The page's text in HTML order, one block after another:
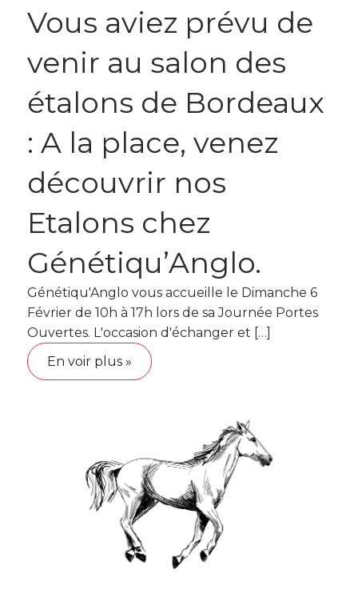
Vous aviez prévu de
venir au salon des
étalons de Bordeaux
: A la place, venez
découvrir nos
Etalons chez
Génétiqu’Anglo.
Génétiqu'Anglo vous accueille le Dimanche 6
Février de 10h à 17h lors de sa Journée Portes
Ouvertes. L'occasion d'échanger et […]
En voir plus »